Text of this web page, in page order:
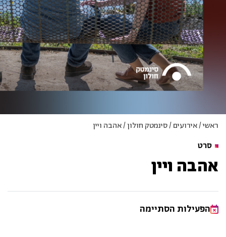
ראשי/אירועים/סינמטק חולון/אהבה ויין
סרט
אהבה ויין
הפעילות הסתיימה